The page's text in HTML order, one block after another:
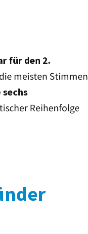
2020:
2016:
für den 2.
meisten Stimmen
sechs
Reihenfolge